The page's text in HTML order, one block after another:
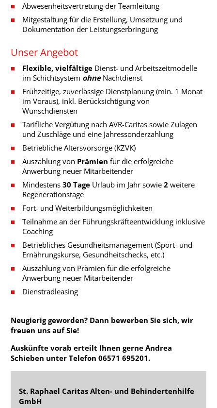
Abwesenheitsvertretung der Teamleitung
Mitgestaltung für die Erstellung, Umsetzung und
Dokumentation der Leistungserbringung
Unser Angebot
Flexible, vielfältige Dienst- und Arbeitszeitmodelle
im Schichtsystem ohneNachtdienst
Frühzeitige, zuverlässige Dienstplanung (min. 1 Monat
im Voraus), inkl. Berücksichtigung von
Wunschdiensten
Tarifliche Vergütung nach AVR-Caritas sowie Zulagen
und Zuschläge und eine Jahressonderzahlung
Betriebliche Altersvorsorge (KZVK)
Auszahlung von Prämien für die erfolgreiche
Anwerbung neuer Mitarbeitender
Mindestens30 Tage Urlaub im Jahr sowie2 weitere
Regenerationstage
Fort- und Weiterbildungsmöglichkeiten
Teilnahme an der Führungskräfteentwicklung inklusive
Coaching
Betriebliches Gesundheitsmanagement (Sport- und
Ernährungskurse, Gesundheitschecks, etc.)
Auszahlung von Prämien für die erfolgreiche
Anwerbung neuer Mitarbeitender
Dienstradleasing
Neugierig geworden? Dann bewerben Sie sich, wir
freuen uns auf Sie!
Auskünfte vorab erteilt Ihnen gerne Andrea
Schieben unter Telefon 06571 695201.
St. Raphael Caritas Alten- und Behindertenhilfe
GmbH